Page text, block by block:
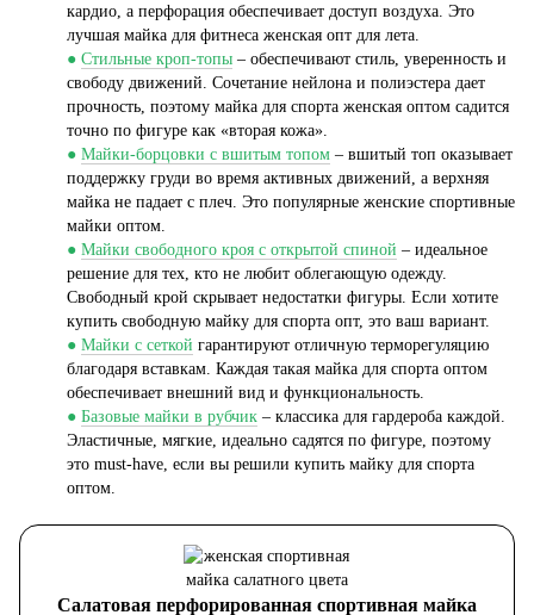
кардио, а перфорация обеспечивает доступ воздуха. Это
лучшая майка для фитнеса женская опт для лета.
● Стильные кроп-топы – обеспечивают стиль, уверенность и
свободу движений. Сочетание нейлона и полиэстера дает
прочность, поэтому майка для спорта женская оптом садится
точно по фигуре как «вторая кожа».
● Майки-борцовки с вшитым топом – вшитый топ оказывает
поддержку груди во время активных движений, а верхняя
майка не падает с плеч. Это популярные женские спортивные
майки оптом.
● Майки свободного кроя с открытой спиной – идеальное
решение для тех, кто не любит облегающую одежду.
Свободный крой скрывает недостатки фигуры. Если хотите
купить свободную майку для спорта опт, это ваш вариант.
● Майки с сеткой гарантируют отличную терморегуляцию
благодаря вставкам. Каждая такая майка для спорта оптом
обеспечивает внешний вид и функциональность.
● Базовые майки в рубчик – классика для гардероба каждой.
Эластичные, мягкие, идеально садятся по фигуре, поэтому
это must-have, если вы решили купить майку для спорта
оптом.
Салатовая перфорированная спортивная майка